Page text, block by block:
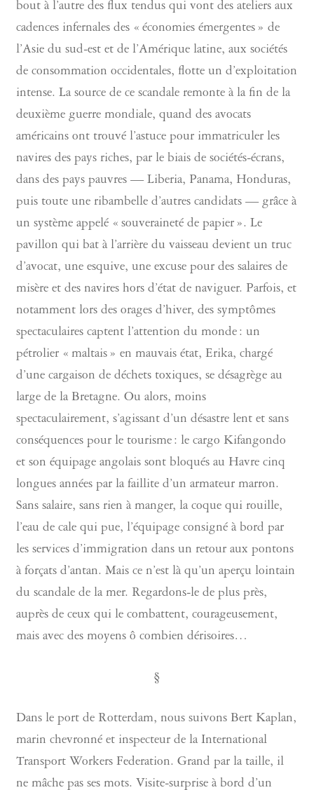
bout à l’autre des flux tendus qui vont des ateliers aux
cadences infernales des « économies émergentes » de
l’Asie du sud-est et de l’Amérique latine, aux sociétés
de consommation occidentales, flotte un d’exploitation
intense. La source de ce scandale remonte à la fin de la
deuxième guerre mondiale, quand des avocats
américains ont trouvé l’astuce pour immatriculer les
navires des pays riches, par le biais de sociétés-écrans,
dans des pays pauvres — Liberia, Panama, Honduras,
puis toute une ribambelle d’autres candidats — grâce à
un système appelé « souveraineté de papier ». Le
pavillon qui bat à l’arrière du vaisseau devient un truc
d’avocat, une esquive, une excuse pour des salaires de
misère et des navires hors d’état de naviguer. Parfois, et
notamment lors des orages d’hiver, des symptômes
spectaculaires captent l’attention du monde : un
pétrolier « maltais » en mauvais état, Erika, chargé
d’une cargaison de déchets toxiques, se désagrège au
large de la Bretagne. Ou alors, moins
spectaculairement, s’agissant d’un désastre lent et sans
conséquences pour le tourisme : le cargo Kifangondo
et son équipage angolais sont bloqués au Havre cinq
longues années par la faillite d’un armateur marron.
Sans salaire, sans rien à manger, la coque qui rouille,
l’eau de cale qui pue, l’équipage consigné à bord par
les services d’immigration dans un retour aux pontons
à forçats d’antan. Mais ce n’est là qu’un aperçu lointain
du scandale de la mer. Regardons-le de plus près,
auprès de ceux qui le combattent, courageusement,
mais avec des moyens ô combien dérisoires…
§
Dans le port de Rotterdam, nous suivons Bert Kaplan,
marin chevronné et inspecteur de la International
Transport Workers Federation. Grand par la taille, il
ne mâche pas ses mots. Visite-surprise à bord d’un